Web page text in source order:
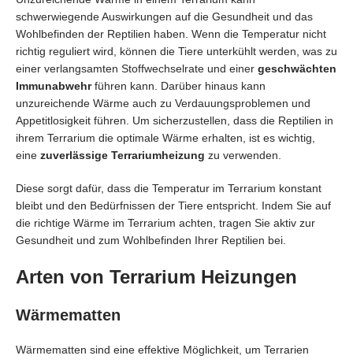
schwerwiegende Auswirkungen auf die Gesundheit und das
Wohlbefinden der Reptilien haben. Wenn die Temperatur nicht
richtig reguliert wird, können die Tiere unterkühlt werden, was zu
einer verlangsamten Stoffwechselrate und einer geschwächten
Immunabwehrführen kann. Darüber hinaus kann
unzureichende Wärme auch zu Verdauungsproblemen und
Appetitlosigkeit führen. Um sicherzustellen, dass die Reptilien in
ihrem Terrarium die optimale Wärme erhalten, ist es wichtig,
eine zuverlässige Terrariumheizung zu verwenden.
Diese sorgt dafür, dass die Temperatur im Terrarium konstant
bleibt und den Bedürfnissen der Tiere entspricht. Indem Sie auf
die richtige Wärme im Terrarium achten, tragen Sie aktiv zur
Gesundheit und zum Wohlbefinden Ihrer Reptilien bei.
Arten von Terrarium Heizungen
Wärmematten
Wärmematten sind eine effektive Möglichkeit, um Terrarien